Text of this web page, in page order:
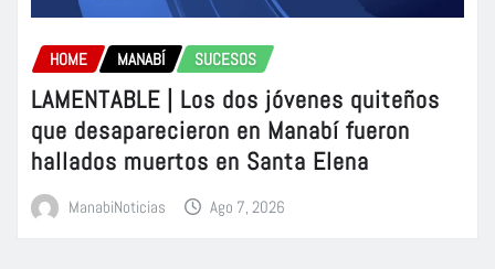
HOME MANABÍ SUCESOS
LAMENTABLE | Los dos jóvenes quiteños
que desaparecieron en Manabí fueron
hallados muertos en Santa Elena
ManabiNoticias Ago 7, 2026